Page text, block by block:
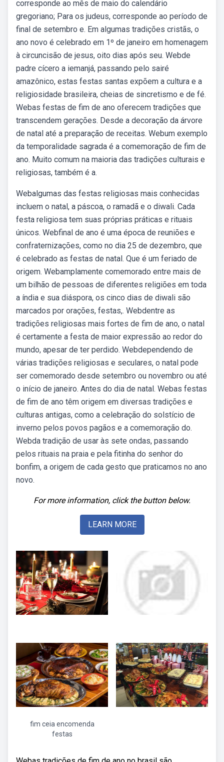
corresponde ao mês de maio do calendário
gregoriano; Para os judeus, corresponde ao período de
final de setembro e. Em algumas tradições cristãs, o
ano novo é celebrado em 1º de janeiro em homenagem
à circuncisão de jesus, oito dias após seu. Webde
padre cícero a iemanjá, passando pelo sairé
amazônico, estas festas santas expõem a cultura e a
religiosidade brasileira, cheias de sincretismo e de fé.
Webas festas de fim de ano oferecem tradições que
transcendem gerações. Desde a decoração da árvore
de natal até a preparação de receitas. Webum exemplo
da temporalidade sagrada é a comemoração de fim de
ano. Muito comum na maioria das tradições culturais e
religiosas, também é a.
Webalgumas das festas religiosas mais conhecidas
incluem o natal, a páscoa, o ramadã e o diwali. Cada
festa religiosa tem suas próprias práticas e rituais
únicos. Webfinal de ano é uma época de reuniões e
confraternizações, como no dia 25 de dezembro, que
é celebrado as festas de natal. Que é um feriado de
origem. Webamplamente comemorado entre mais de
um bilhão de pessoas de diferentes religiões em toda
a índia e sua diáspora, os cinco dias de diwali são
marcados por orações, festas,. Webdentre as
tradições religiosas mais fortes de fim de ano, o natal
é certamente a festa de maior expressão ao redor do
mundo, apesar de ter perdido. Webdependendo de
várias tradições religiosas e seculares, o natal pode
ser comemorado desde setembro ou novembro ou até
o início de janeiro. Antes do dia de natal. Webas festas
de fim de ano têm origem em diversas tradições e
culturas antigas, como a celebração do solstício de
inverno pelos povos pagãos e a comemoração do.
Webda tradição de usar às sete ondas, passando
pelos rituais na praia e pela fitinha do senhor do
bonfim, a origem de cada gesto que praticamos no ano
novo.
For more information, click the button below.
LEARN MORE
fim ceia encomenda
festas